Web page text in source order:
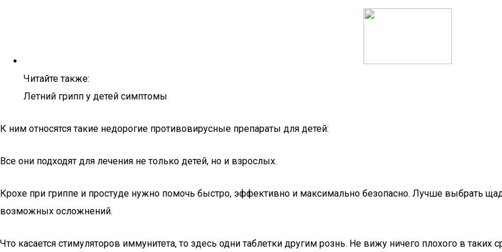
Читайте также:
Летний грипп у детей симптомы
К ним относятся такие недорогие противовирусные препараты для детей:
Все они подходят для лечения не только детей, но и взрослых.
Крохе при гриппе и простуде нужно помочь быстро, эффективно и максимально безопасно. Лучше выбрать
возможных осложнений.
Что касается стимуляторов иммунитета, то здесь одни таблетки другим рознь. Не вижу ничего плохого в таких